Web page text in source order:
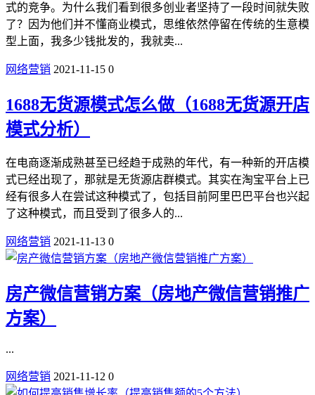
式的竞争。为什么我们看到很多创业者坚持了一段时间就失败
了？因为他们并不懂商业模式，思维依然停留在传统的生意模
型上面，我多少钱批发的，我就卖...
网络营销 2021-11-15 0
1688无货源模式怎么做（1688无货源开店
模式分析）
在电商逐渐成熟甚至已经趋于成熟的年代，有一种新的开店模
式已经出现了，那就是无货源店群模式。其实在淘宝平台上已
经有很多人在尝试这种模式了，包括目前阿里巴巴平台也兴起
了这种模式，而且受到了很多人的...
网络营销 2021-11-13 0
房产微信营销方案（房地产微信营销推广
方案）
...
网络营销 2021-11-12 0